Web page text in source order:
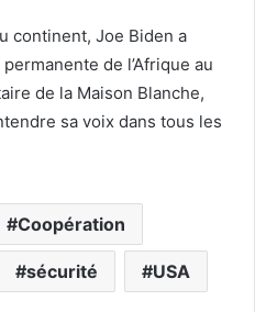
continent, Joe Biden a
de l’Afrique au
de la Maison Blanche,
sa voix dans tous les
Coopération
sécurité USA